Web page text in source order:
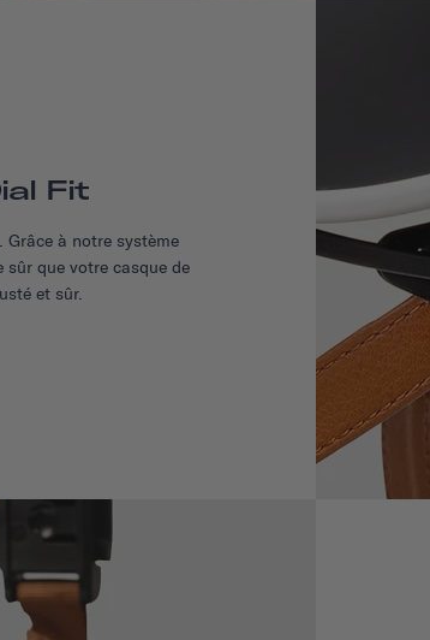
Fit
à notre système
que votre casque de
et sûr.